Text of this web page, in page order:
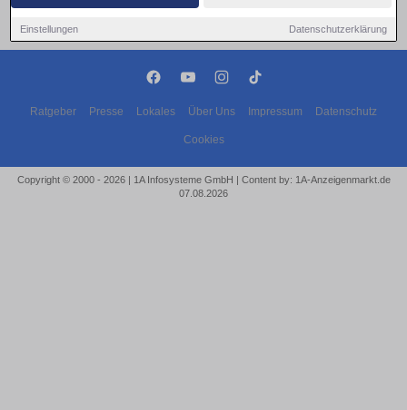
Einstellungen Datenschutzerklärung
Ratgeber Presse Lokales Über Uns Impressum Datenschutz
Cookies
Copyright © 2000 - 2026 | 1A Infosysteme GmbH | Content by: 1A-Anzeigenmarkt.de
07.08.2026